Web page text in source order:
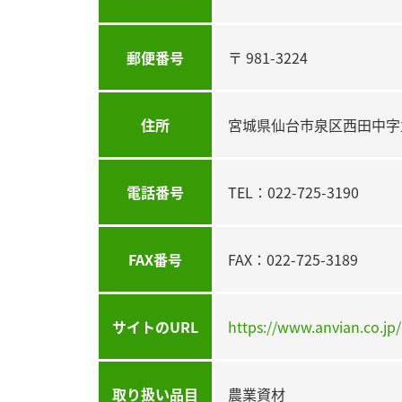
郵便番号 〒 981-3224
住所 宮城県仙台市泉区西田中
電話番号 TEL：022-725-3190
FAX番号 FAX：022-725-3189
サイトのURL https://www.anvian.co.jp/
取り扱い品目 農業資材